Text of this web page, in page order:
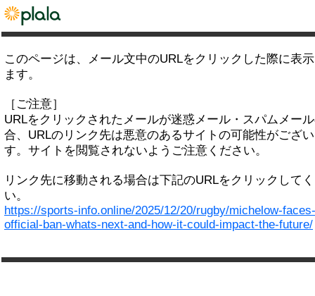
このページは、メール文中のURLをクリックした際に表
ます。
［ご注意］
URLをクリックされたメールが迷惑メール・スパムメー
合、URLのリンク先は悪意のあるサイトの可能性がござ
す。サイトを閲覧されないようご注意ください。
リンク先に移動される場合は下記のURLをクリックして
い。
https://sports-info.online/2025/12/20/rugby/michelow-faces-
official-ban-whats-next-and-how-it-could-impact-the-future/